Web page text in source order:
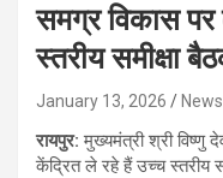
समग्र विकास
स्तरीय समीक्षा
January 13, 2026
रायपुर: मुख्यमंत्री श्री
केंद्रित ले रहे हैं उच्च स्तरीय